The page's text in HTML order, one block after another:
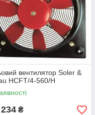
вентилятор Soler &
HCFT/4-560/H
₴